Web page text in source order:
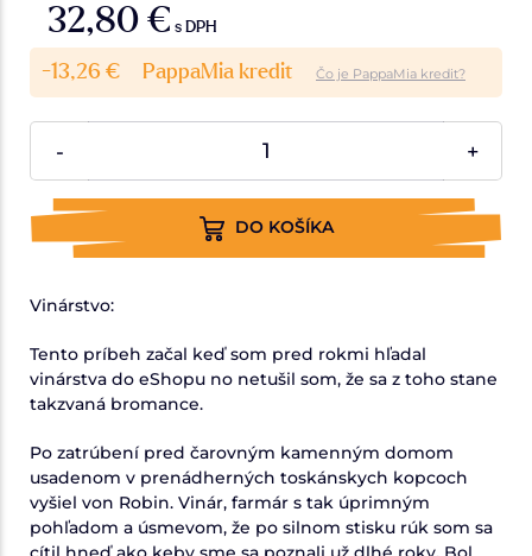
32,80 € s DPH
-13,26 € PappaMia kredit Čo je PappaMia kredit?
- +
DO KOŠÍKA
Vinárstvo:
Tento príbeh začal keď som pred rokmi hľadal
vinárstva do eShopu no netušil som, že sa z toho stane
takzvaná bromance.
Po zatrúbení pred čarovným kamenným domom
usadenom v prenádherných toskánskych kopcoch
vyšiel von Robin. Vinár, farmár s tak úprimným
pohľadom a úsmevom, že po silnom stisku rúk som sa